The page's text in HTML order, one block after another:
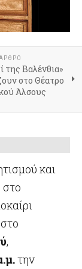
της Βαλένθια»
στο Θέατρο
Άλσους
και
,
την